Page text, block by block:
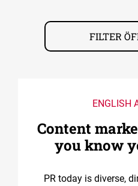
FILTER
ENGLISH
Content
you know
PR today is diverse,